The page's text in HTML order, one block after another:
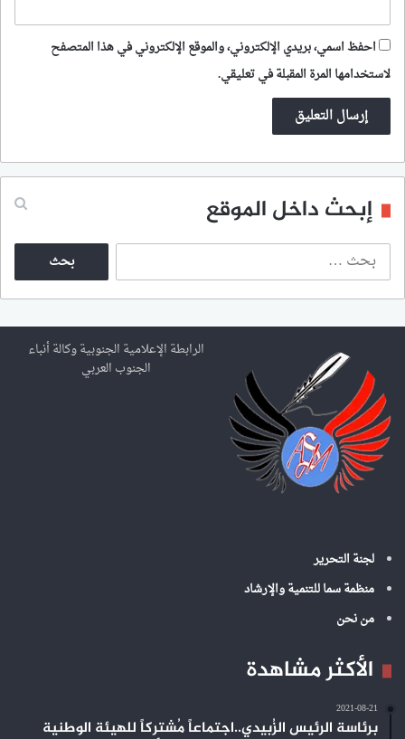
احفظ اسمي، بريدي الإلكتروني، والموقع الإلكتروني في هذا المتصفح
لاستخدامها المرة المقبلة في تعليقي.
إبحث داخل الموقع
ث
ع
ن
الرابطة الإعلامية الجنوبية وكالة أنباء
الجنوب العربي
لجنة التحرير
منظمة سما للتنمية والإرشاد
من نحن
الأكثر مشاهدة
2021-08-21
برئاسة الرئيس الزُبيدي..اجتماعاً مُشتركاً للهيئة الوطنية